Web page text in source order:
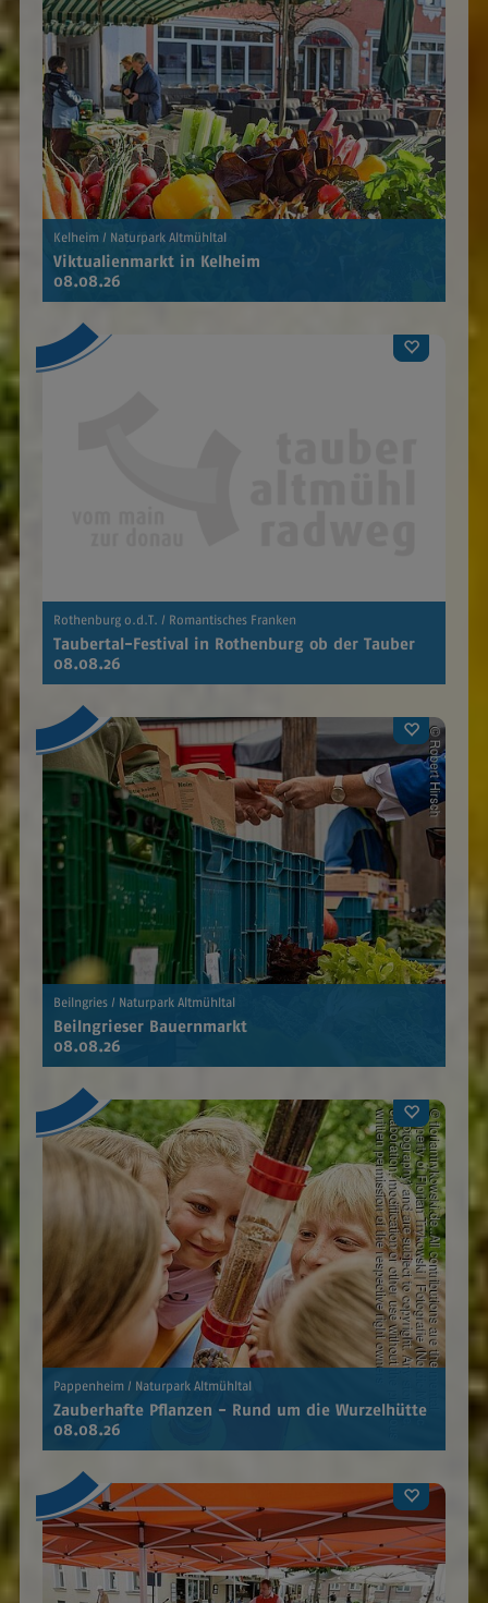
Kelheim / Naturpark Altmühltal
Viktualienmarkt in Kelheim
08.08.26
Rothenburg o.d.T. / Romantisches Franken
Taubertal-Festival in Rothenburg ob der Tauber
08.08.26
Beilngries / Naturpark Altmühltal
Beilngrieser Bauernmarkt
08.08.26
Pappenheim / Naturpark Altmühltal
Zauberhafte Pflanzen - Rund um die Wurzelhütte
08.08.26